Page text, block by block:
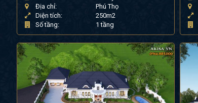
Địa chỉ:
Phú Thọ
Diện tích:
250m2
Số tầng:
1 tầng